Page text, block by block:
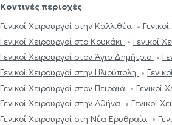
Κοντινές περιοχές
Γενικοί Χειρουργοί στην Καλλιθέα
Γενικοί Χειρουργοί στο Κουκάκι
Γενικοί
Γενικοί Χειρουργοί στον Άγιο Δημήτριο
Γενικοί Χειρουργοί στην Ηλιούπολη
Γενικοί Χειρουργοί στον Πειραιά
Γενικοί
Γενικοί Χειρουργοί στην Αθήνα
Γενικοί
Γενικοί Χειρουργοί στη Νέα Ερυθραία